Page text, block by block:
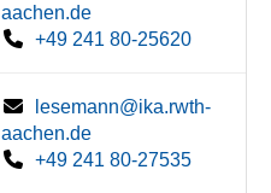
aachen.de
+49 241 80-25620
lesemann@ika.rwth-
aachen.de
+49 241 80-27535